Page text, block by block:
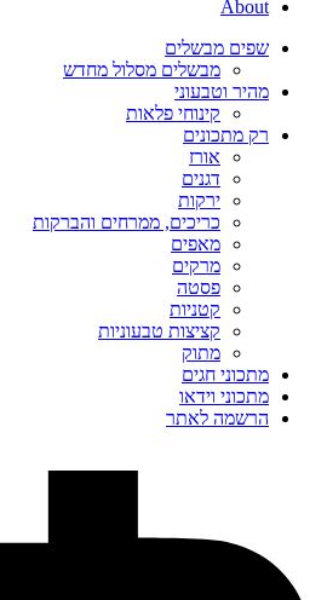
About
שפים מבשלים
מבשלים מסלול מחדש
מהיר וטבעוני
קינוחי פלאות
רק מתכונים
אורז
דגנים
ירקות
כריכים, ממרחים והברקות
מאפים
מרקים
פסטה
קטניות
קציצות טבעוניות
מתוק
מתכוני חגים
מתכוני וידאו
הרשמה לאתר